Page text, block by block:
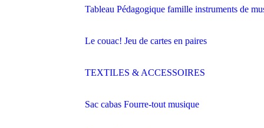
Tableau Pédagogique famille instruments de
Le couac! Jeu de cartes en paires
TEXTILES & ACCESSOIRES
Sac cabas Fourre-tout musique